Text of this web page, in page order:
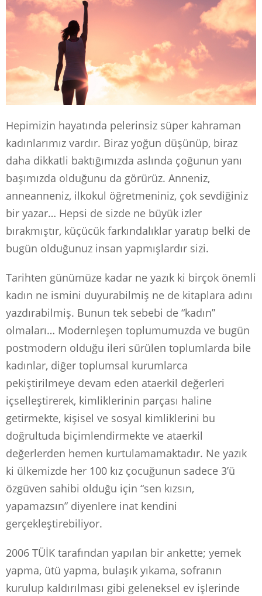
Hepimizin hayatında pelerinsiz süper kahraman
kadınlarımız vardır. Biraz yoğun düşünüp, biraz
daha dikkatli baktığımızda aslında çoğunun yanı
başımızda olduğunu da görürüz. Anneniz,
anneanneniz, ilkokul öğretmeniniz, çok sevdiğiniz
bir yazar… Hepsi de sizde ne büyük izler
bırakmıştır, küçücük farkındalıklar yaratıp belki de
bugün olduğunuz insan yapmışlardır sizi.
Tarihten günümüze kadar ne yazık ki birçok önemli
kadın ne ismini duyurabilmiş ne de kitaplara adını
yazdırabilmiş. Bunun tek sebebi de “kadın”
olmaları… Modernleşen toplumumuzda ve bugün
postmodern olduğu ileri sürülen toplumlarda bile
kadınlar, diğer toplumsal kurumlarca
pekiştirilmeye devam eden ataerkil değerleri
içselleştirerek, kimliklerinin parçası haline
getirmekte, kişisel ve sosyal kimliklerini bu
doğrultuda biçimlendirmekte ve ataerkil
değerlerden hemen kurtulamamaktadır. Ne yazık
ki ülkemizde her 100 kız çocuğunun sadece 3’ü
özgüven sahibi olduğu için “sen kızsın,
yapamazsın” diyenlere inat kendini
gerçekleştirebiliyor.
2006 TÜİK tarafından yapılan bir ankette; yemek
yapma, ütü yapma, bulaşık yıkama, sofranın
kurulup kaldırılması gibi geleneksel ev işlerinde